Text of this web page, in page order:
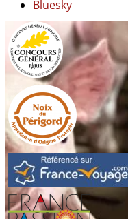
Bluesky